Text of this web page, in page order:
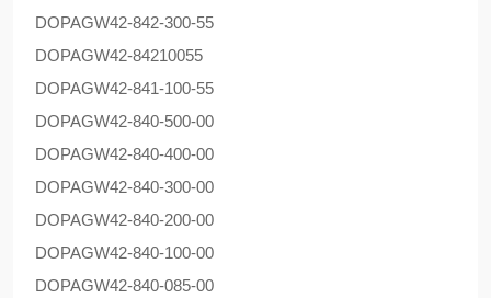
DOPAGW42-842-300-55
DOPAGW42-84210055
DOPAGW42-841-100-55
DOPAGW42-840-500-00
DOPAGW42-840-400-00
DOPAGW42-840-300-00
DOPAGW42-840-200-00
DOPAGW42-840-100-00
DOPAGW42-840-085-00